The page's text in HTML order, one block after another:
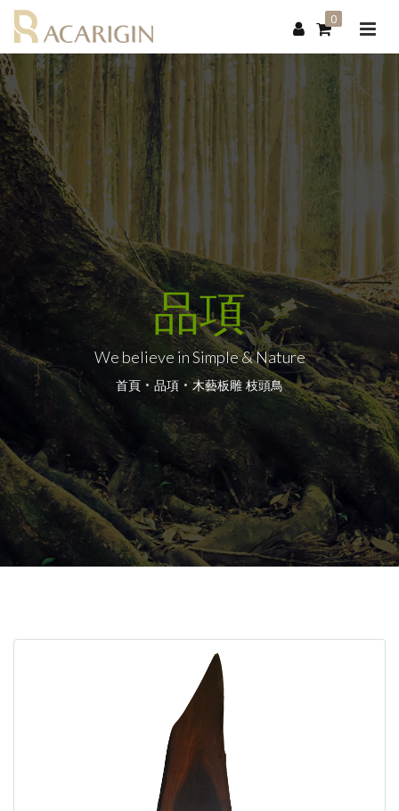
0
品項
We believe in Simple & Nature
首頁 品項 木藝板雕 枝頭鳥